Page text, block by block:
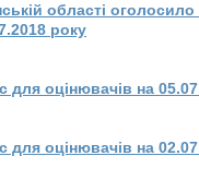
області оголосило
року
для оцінювачів на
для оцінювачів на